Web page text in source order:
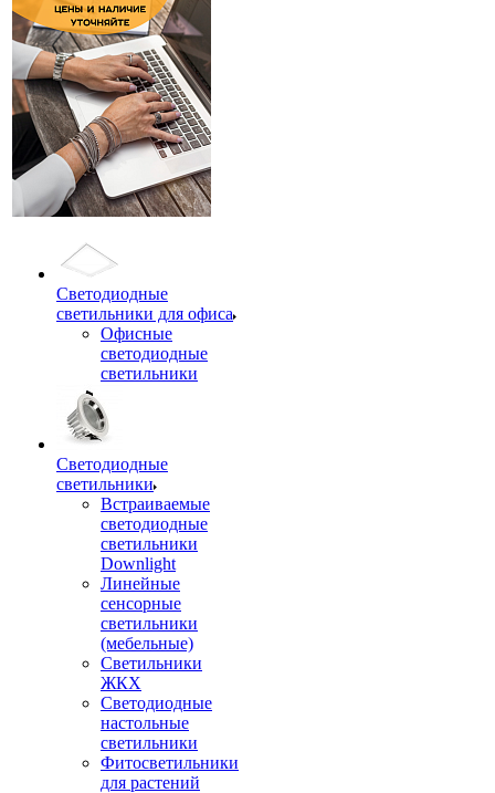
Светодиодные
светильники для офиса
Офисные
светодиодные
светильники
Светодиодные
светильники
Встраиваемые
светодиодные
светильники
Downlight
Линейные
сенсорные
светильники
(мебельные)
Светильники
ЖКХ
Светодиодные
настольные
светильники
Фитосветильники
для растений